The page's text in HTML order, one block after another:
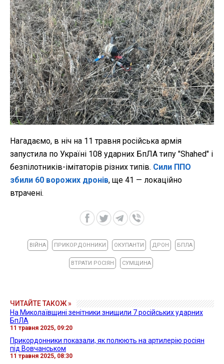
Нагадаємо, в ніч на 11 травня російська армія
запустила по Україні 108 ударних БпЛА типу "Shahed" і
безпілотників-імітаторів різних типів. Сили ППО
збили 60 ворожих дронів, ще 41 — локаційно
втрачені.
ВІЙНА ПРИКОРДОННИКИ ОКУПАНТИ ДРОН БПЛА
ВТРАТИ РОСІЯН СУМЩИНА
ЧИТАЙТЕ ТАКОЖ »
На Миколаївщині зенітники знищили 7 російських ударних
БпЛА
11 травня 2025, 09:20
Прикордонники показали, як полюють на артилерію росіян
під Вовчанськом
11 травня 2025, 08:30